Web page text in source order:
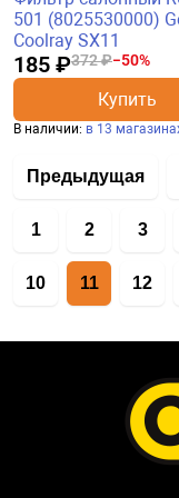
501 (8025530000)
Coolray SX11
185 ₽372 ₽−50%
Купить
В наличии: в 13
Предыдущая
1 2 3
10 11 12